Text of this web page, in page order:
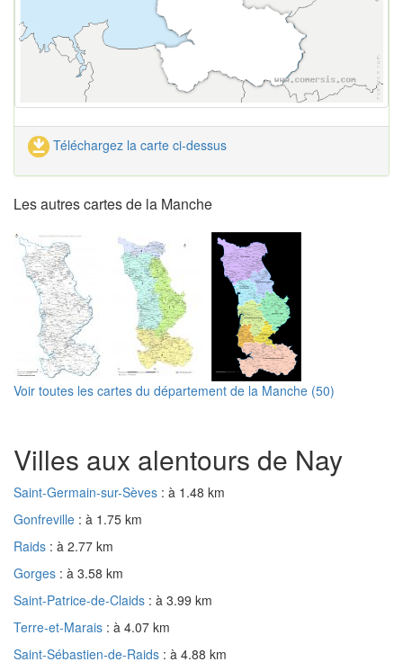
Téléchargez la carte ci-dessus
Les autres cartes de la Manche
Voir toutes les cartes du département de la Manche (50)
Villes aux alentours de Nay
Saint-Germain-sur-Sèves : à 1.48 km
Gonfreville : à 1.75 km
Raids : à 2.77 km
Gorges : à 3.58 km
Saint-Patrice-de-Claids : à 3.99 km
Terre-et-Marais : à 4.07 km
Saint-Sébastien-de-Raids : à 4.88 km